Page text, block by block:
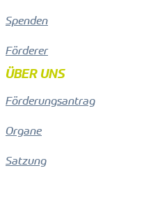
Spenden
Förderer
ÜBER UNS
Förderungsantrag
Organe
Satzung